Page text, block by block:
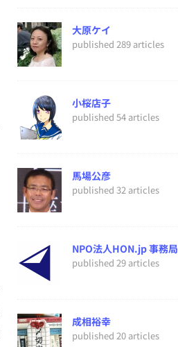
大原ケイ
published 289 articles
小桜店子
published 54 articles
馬場公彦
published 32 articles
NPO法人HON.jp 事務局
published 29 articles
成相裕幸
published 20 articles